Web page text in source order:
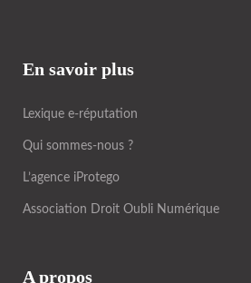
En savoir plus
Lexique e-réputation
Qui sommes-nous ?
L’agence iProtego
Association Droit Oubli Numérique
A propos